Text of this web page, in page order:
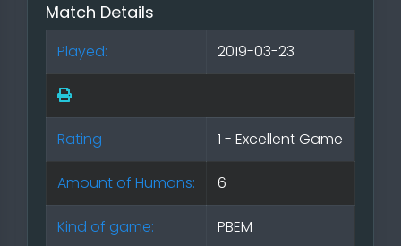
Match Details
Played: 2019-03-23
Rating 1 - Excellent Game
Amount of Humans: 6
Kind of game: PBEM